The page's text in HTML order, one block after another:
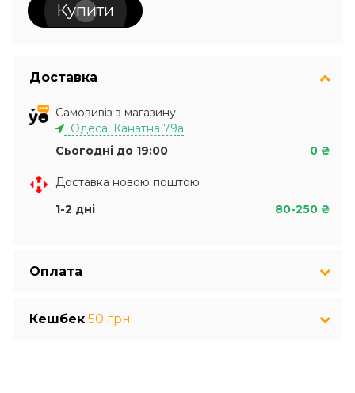
Купити
Доставка
Самовивіз з магазину
Одеса, Канатна 79а
Сьогодні до 19:00
0 ₴
Доставка новою поштою
1-2 дні
80-250 ₴
Оплата
Кешбек 50 грн